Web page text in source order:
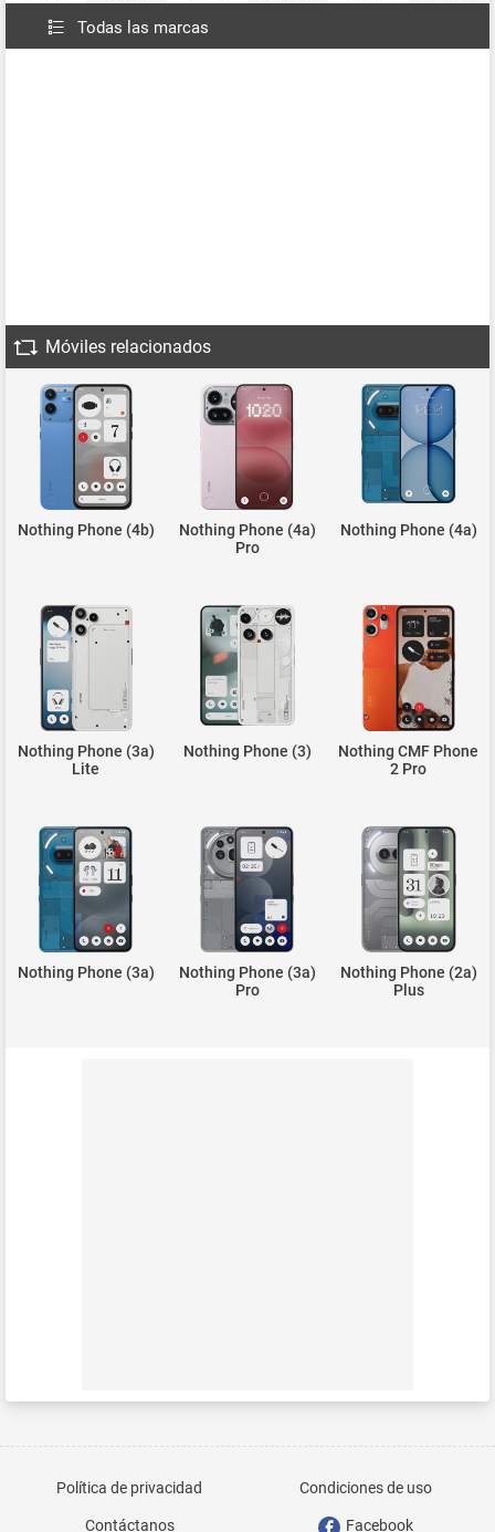
Todas las marcas
Móviles relacionados
Nothing Phone (4b)
Nothing Phone (4a)
Pro
Nothing Phone (4a)
Nothing Phone (3a)
Lite
Nothing Phone (3)
Nothing CMF Phone
2 Pro
Nothing Phone (3a)
Nothing Phone (3a)
Pro
Nothing Phone (2a)
Plus
Política de privacidad Condiciones de uso
Contáctanos Facebook